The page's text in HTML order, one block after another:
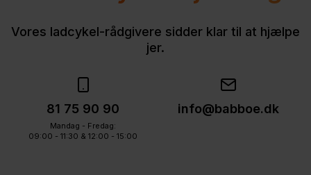
Vores ladcykel-rådgivere sidder klar til at hjælpe
jer.
81 75 90 90
Mandag - Fredag:
09:00 - 11:30 & 12:00 - 15:00
info@babboe.dk